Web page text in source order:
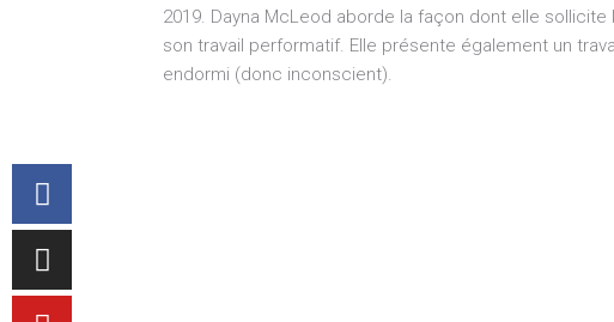
2019. Dayna McLeod aborde la façon dont elle
son travail performatif. Elle présente également un
endormi (donc inconscient).
Facebook-
f
Instagram
Youtube